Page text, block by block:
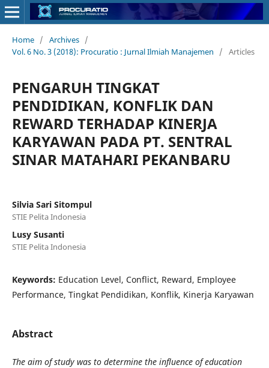
Home / Archives /
Vol. 6 No. 3 (2018): Procuratio : Jurnal Ilmiah Manajemen
/ Articles
PENGARUH TINGKAT
PENDIDIKAN, KONFLIK DAN
REWARD TERHADAP KINERJA
KARYAWAN PADA PT. SENTRAL
SINAR MATAHARI PEKANBARU
Silvia Sari Sitompul
STIE Pelita Indonesia
Lusy Susanti
STIE Pelita Indonesia
Keywords: Education Level, Conflict, Reward, Employee
Performance, Tingkat Pendidikan, Konflik, Kinerja Karyawan
Abstract
The aim of study was to determine the influence of education